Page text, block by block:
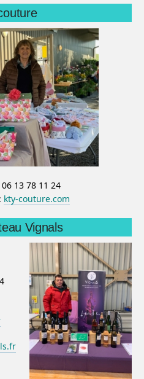
13 78 11 24
: kty-couture.com
Vignals